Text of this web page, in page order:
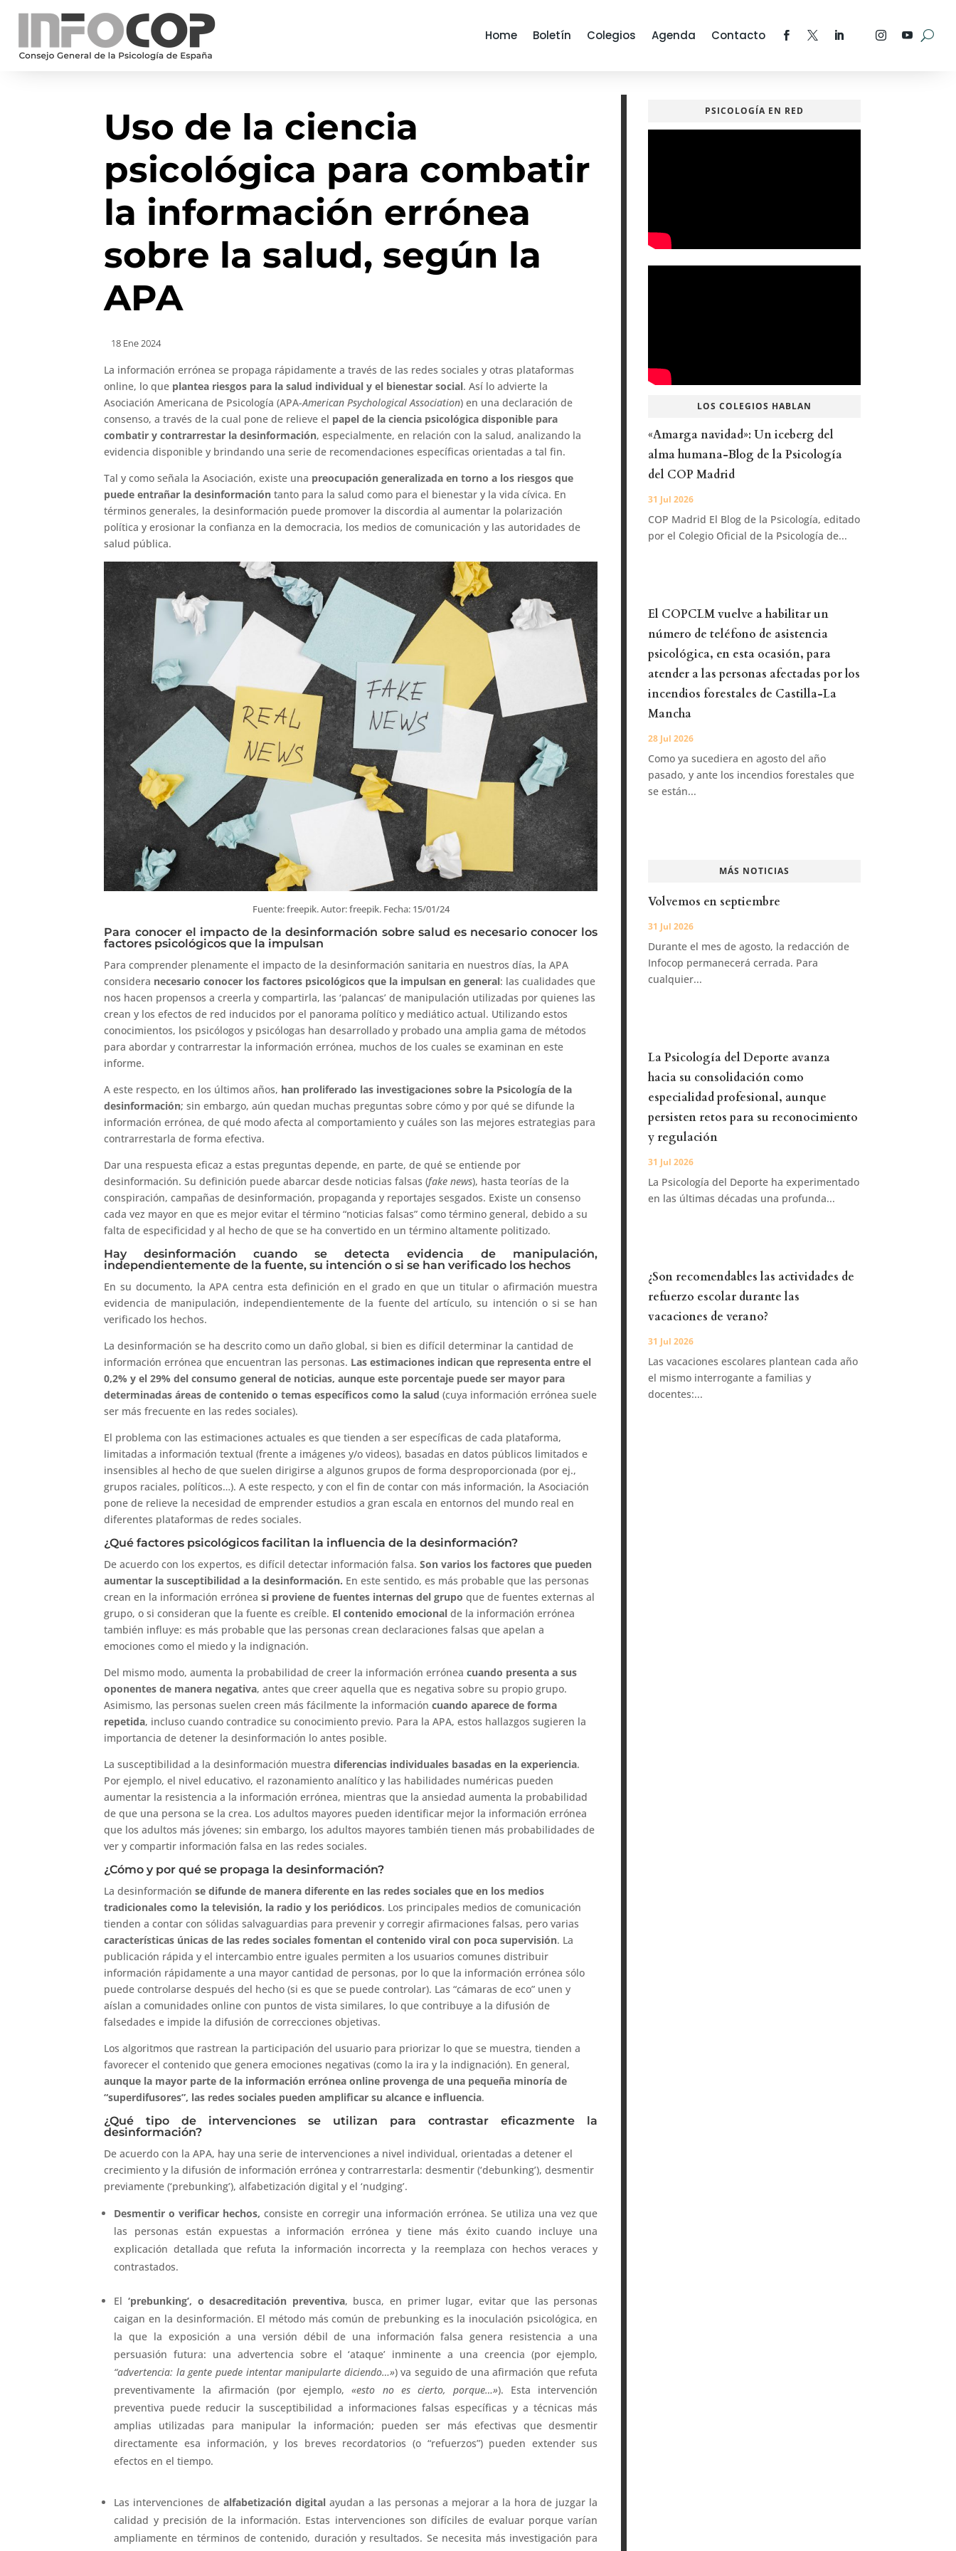
Home Boletín Colegios Agenda Contacto
Uso de la ciencia
psicológica para combatir
la información errónea
sobre la salud, según la
APA
18 Ene 2024
La información errónea se propaga rápidamente a través de las redes sociales y otras plataformas
online, lo que plantea riesgos para la salud individual y el bienestar social. Así lo advierte la
Asociación Americana de Psicología (APA-American Psychological Association) en una declaración de
consenso, a través de la cual pone de relieve el papel de la ciencia psicológica disponible para
combatir y contrarrestar la desinformación, especialmente, en relación con la salud, analizando la
evidencia disponible y brindando una serie de recomendaciones específicas orientadas a tal fin.
Tal y como señala la Asociación, existe una preocupación generalizada en torno a los riesgos que
puede entrañar la desinformacióntanto para la salud como para el bienestar y la vida cívica. En
términos generales, la desinformación puede promover la discordia al aumentar la polarización
política y erosionar la confianza en la democracia, los medios de comunicación y las autoridades de
salud pública.
Fuente: freepik. Autor: freepik. Fecha: 15/01/24
Para conocer el impacto de la desinformación sobre salud es necesario conocer los
factores psicológicos que la impulsan
Para comprender plenamente el impacto de la desinformación sanitaria en nuestros días, la APA
considera necesario conocer los factores psicológicos que la impulsan en general: las cualidades que
nos hacen propensos a creerla y compartirla, las ‘palancas’ de manipulación utilizadas por quienes las
crean y los efectos de red inducidos por el panorama político y mediático actual. Utilizando estos
conocimientos, los psicólogos y psicólogas han desarrollado y probado una amplia gama de métodos
para abordar y contrarrestar la información errónea, muchos de los cuales se examinan en este
informe.
A este respecto, en los últimos años, han proliferado las investigaciones sobre la Psicología de la
desinformación; sin embargo, aún quedan muchas preguntas sobre cómo y por qué se difunde la
información errónea, de qué modo afecta al comportamiento y cuáles son las mejores estrategias para
contrarrestarla de forma efectiva.
Dar una respuesta eficaz a estas preguntas depende, en parte, de qué se entiende por
desinformación. Su definición puede abarcar desde noticias falsas (fake news), hasta teorías de la
conspiración, campañas de desinformación, propaganda y reportajes sesgados. Existe un consenso
cada vez mayor en que es mejor evitar el término “noticias falsas” como término general, debido a su
falta de especificidad y al hecho de que se ha convertido en un término altamente politizado.
Hay desinformación cuando se detecta evidencia de manipulación,
independientemente de la fuente, su intención o si se han verificado los hechos
En su documento, la APA centra esta definición en el grado en que un titular o afirmación muestra
evidencia de manipulación, independientemente de la fuente del artículo, su intención o si se han
verificado los hechos.
La desinformación se ha descrito como un daño global, si bien es difícil determinar la cantidad de
información errónea que encuentran las personas. Las estimaciones indican que representa entre el
0,2% y el 29% del consumo general de noticias, aunque este porcentaje puede ser mayor para
determinadas áreas de contenido o temas específicos como la salud(cuya información errónea suele
ser más frecuente en las redes sociales).
El problema con las estimaciones actuales es que tienden a ser específicas de cada plataforma,
limitadas a información textual (frente a imágenes y/o videos), basadas en datos públicos limitados e
insensibles al hecho de que suelen dirigirse a algunos grupos de forma desproporcionada (por ej.,
grupos raciales, políticos…). A este respecto, y con el fin de contar con más información, la Asociación
pone de relieve la necesidad de emprender estudios a gran escala en entornos del mundo real en
diferentes plataformas de redes sociales.
¿Qué factores psicológicos facilitan la influencia de la desinformación?
De acuerdo con los expertos, es difícil detectar información falsa.Son varios los factores que pueden
aumentar la susceptibilidad a la desinformación. En este sentido, es más probable que las personas
crean en la información erróneasi proviene de fuentes internas del grupo que de fuentes externas al
grupo, o si consideran que la fuente es creíble. El contenido emocionalde la información errónea
también influye: es más probable que las personas crean declaraciones falsas que apelan a
emociones como el miedo y la indignación.
Del mismo modo, aumenta la probabilidad de creer la información erróneacuando presenta a sus
oponentes de manera negativa, antes que creer aquella que es negativa sobre su propio grupo.
Asimismo, las personas suelen creen más fácilmente la informacióncuando aparece de forma
repetida, incluso cuando contradice su conocimiento previo. Para la APA, estos hallazgos sugieren la
importancia de detener la desinformación lo antes posible.
La susceptibilidad a la desinformación muestradiferencias individuales basadas en la experiencia.
Por ejemplo, el nivel educativo, el razonamiento analítico y las habilidades numéricas pueden
aumentar la resistencia a la información errónea, mientras que la ansiedad aumenta la probabilidad
de que una persona se la crea. Los adultos mayores pueden identificar mejor la información errónea
que los adultos más jóvenes; sin embargo, los adultos mayores también tienen más probabilidades de
ver y compartir información falsa en las redes sociales.
¿Cómo y por qué se propaga la desinformación?
La desinformaciónse difunde de manera diferente en las redes sociales que en los medios
tradicionales como la televisión, la radio y los periódicos. Los principales medios de comunicación
tienden a contar con sólidas salvaguardias para prevenir y corregir afirmaciones falsas, pero varias
características únicas de las redes sociales fomentan el contenido viral con poca supervisión. La
publicación rápida y el intercambio entre iguales permiten a los usuarios comunes distribuir
información rápidamente a una mayor cantidad de personas, por lo que la información errónea sólo
puede controlarse después del hecho (si es que se puede controlar). Las “cámaras de eco” unen y
aíslan a comunidades online con puntos de vista similares, lo que contribuye a la difusión de
falsedades e impide la difusión de correcciones objetivas.
Los algoritmos que rastrean la participación del usuario para priorizar lo que se muestra, tienden a
favorecer el contenido que genera emociones negativas (como la ira y la indignación). En general,
aunque la mayor parte de la información errónea online provenga de una pequeña minoría de
“superdifusores”, las redes sociales pueden amplificar su alcance e influencia.
¿Qué tipo de intervenciones se utilizan para contrastar eficazmente la
desinformación?
De acuerdo con la APA, hay una serie de intervenciones a nivel individual, orientadas a detener el
crecimiento y la difusión de información errónea y contrarrestarla: desmentir (‘debunking’), desmentir
previamente (‘prebunking’), alfabetización digital y el ‘nudging’.
Desmentir o verificar hechos,consiste en corregir una información errónea. Se utiliza una vez que
las personas están expuestas a información errónea y tiene más éxito cuando incluye una
explicación detallada que refuta la información incorrecta y la reemplaza con hechos veraces y
contrastados.
El ‘prebunking’, o desacreditación preventiva, busca, en primer lugar, evitar que las personas
caigan en la desinformación. El método más común de prebunking es la inoculación psicológica, en
la que la exposición a una versión débil de una información falsa genera resistencia a una
persuasión futura: una advertencia sobre el ‘ataque’ inminente a una creencia (por ejemplo,
“advertencia: la gente puede intentar manipularte diciendo…») va seguido de una afirmación que refuta
preventivamente la afirmación (por ejemplo,«esto no es cierto, porque…»). Esta intervención
preventiva puede reducir la susceptibilidad a informaciones falsas específicas y a técnicas más
amplias utilizadas para manipular la información; pueden ser más efectivas que desmentir
directamente esa información, y los breves recordatorios (o “refuerzos”) pueden extender sus
efectos en el tiempo.
Las intervenciones de alfabetización digitalayudan a las personas a mejorar a la hora de juzgar la
calidad y precisión de la información. Estas intervenciones son difíciles de evaluar porque varían
ampliamente en términos de contenido, duración y resultados. Se necesita más investigación para
PSICOLOGÍA EN RED
LOS COLEGIOS HABLAN
«Amarga navidad»: Un iceberg del
alma humana-Blog de la Psicología
del COP Madrid
31 Jul 2026
COP Madrid El Blog de la Psicología, editado
por el Colegio Oficial de la Psicología de...
El COPCLM vuelve a habilitar un
número de teléfono de asistencia
psicológica, en esta ocasión, para
atender a las personas afectadas por los
incendios forestales de Castilla-La
Mancha
28 Jul 2026
Como ya sucediera en agosto del año
pasado, y ante los incendios forestales que
se están...
MÁS NOTICIAS
Volvemos en septiembre
31 Jul 2026
Durante el mes de agosto, la redacción de
Infocop permanecerá cerrada. Para
cualquier...
La Psicología del Deporte avanza
hacia su consolidación como
especialidad profesional, aunque
persisten retos para su reconocimiento
y regulación
31 Jul 2026
La Psicología del Deporte ha experimentado
en las últimas décadas una profunda...
¿Son recomendables las actividades de
refuerzo escolar durante las
vacaciones de verano?
31 Jul 2026
Las vacaciones escolares plantean cada año
el mismo interrogante a familias y
docentes:...